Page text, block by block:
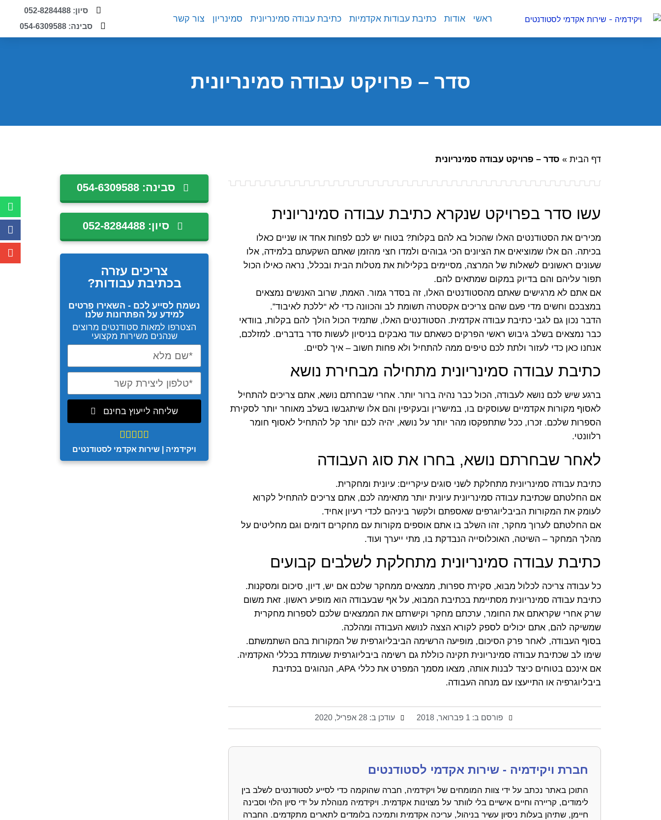
ראשי אודות כתיבת עבודות אקדמיות כתיבת עבודה סמינריונית סמינריון צור קשר
סיון: 052-8284488
סבינה: 054-6309588
סדר – פרויקט עבודה סמינריונית
דף הבית » סדר – פרויקט עבודה סמינריונית
עשו סדר בפרויקט שנקרא כתיבת עבודה סמינריונית
מכירים את הסטודנטים האלו שהכול בא להם בקלות? בטוח יש לכם לפחות אחד או שניים כאלו
בכיתה. הם אלו שמוציאים את הציונים הכי גבוהים ולמדו חצי מהזמן שאתם השקעתם בלמידה, אלו
שעונים ראשונים לשאלות של המרצה, מסיימים בקלילות את מטלות הבית ובכלל, נראה כאילו הכול
תפור עליהם והם בדיוק במקום שמתאים להם.
אם אתם לא מרגישים שאתם מהסטודנטים האלו, זה בסדר גמור. האמת, שרוב האנשים נמצאים
במצבכם וחשים מדי פעם שהם צריכים אקסטרה תשומת לב והכוונה כדי לא “ללכת לאיבוד”.
הדבר נכון גם לגבי כתיבת עבודה אקדמית. הסטודנטים האלו, שתמיד הכול הולך להם בקלות, בוודאי
כבר נמצאים בשלב גיבוש ראשי הפרקים כשאתם עוד נאבקים בניסיון לעשות סדר בדברים. למזלכם,
אנחנו כאן כדי לעזור ולתת לכם טיפים ממה להתחיל ולא פחות חשוב – איך לסיים.
כתיבת עבודה סמינריונית מתחילה מבחירת נושא
ברגע שיש לכם נושא לעבודה, הכול כבר נהיה ברור יותר. אחרי שבחרתם נושא, אתם צריכים להתחיל
לאסוף מקורות אקדמיים שעוסקים בו, במישרין ובעקיפין והם אלו שיתגבשו בשלב מאוחר יותר לסקירת
הספרות שלכם. זכרו, ככל שתתפקסו מהר יותר על נושא, יהיה לכם יותר קל להתחיל לאסוף חומר
רלוונטי.
לאחר שבחרתם נושא, בחרו את סוג העבודה
כתיבת עבודה סמינריונית מתחלקת לשני סוגים עיקריים: עיונית ומחקרית.
אם החלטתם שכתיבת עבודה סמינריונית עיונית יותר מתאימה לכם, אתם צריכים להתחיל לקרוא
לעומק את המקורות הביבליוגרפים שאספתם ולקשר ביניהם לכדי רעיון אחיד.
אם החלטתם לערוך מחקר, זהו השלב בו אתם אוספים מקורות עם מחקרים דומים וגם מחליטים על
מהלך המחקר – השיטה, האוכלוסייה הנבדקת בו, מתי ייערך ועוד.
כתיבת עבודה סמינריונית מתחלקת לשלבים קבועים
כל עבודה צריכה לכלול מבוא, סקירת ספרות, ממצאים ממחקר שלכם אם יש, דיון, סיכום ומסקנות.
כתיבת עבודה סמינריונית מסתיימת בכתיבת המבוא, על אף שבעבודה הוא מופיע ראשון. זאת משום
שרק אחרי שקראתם את החומר, ערכתם מחקר וקישרתם את הממצאים שלכם לספרות מחקרית
שמשיקה להם, אתם יכולים לספק לקורא הצצה לנושא העבודה ומהלכה.
בסוף העבודה, לאחר פרק הסיכום, מופיעה הרשימה הביבליוגרפית של המקורות בהם השתמשתם.
שימו לב שכתיבת עבודה סמינריונית תקינה כוללת גם רשימה ביבליוגרפית שעומדת בכללי האקדמיה.
אם אינכם בטוחים כיצד לבנות אותה, מצאו מסמך המפרט את כללי APA, הנהוגים בכתיבת
ביבליוגרפיה או התייעצו עם מנחה העבודה.
פורסם ב: עודכן ב: 28 אפריל, 2020
חברת ויקידמיה - שירות אקדמי לסטודנטים
התוכן באתר נכתב על ידי צוות המומחים של ויקידמיה, חברה שהוקמה כדי לסייע לסטודנטים לשלב בין
לימודים, קריירה וחיים אישיים בלי לוותר על מצוינות אקדמית. ויקידמיה מנוהלת על ידי סיון הלוי וסבינה
חיימן, שתיהן בעלות ניסיון עשיר בניהול, עריכה אקדמית ותמיכה בלומדים לתארים מתקדמים. החברה
סבינה: 054-6309588
סיון: 052-8284488
צריכים עזרה
בכתיבת עבודות?
נשמח לסייע לכם - השאירו פרטים
למידע על הפתרונות שלנו
הצטרפו למאות סטודנטים מרוצים
שנהנים משירות מקצועי
שליחה לייעוץ בחינם





ויקידמיה | שירות אקדמי לסטודנטים